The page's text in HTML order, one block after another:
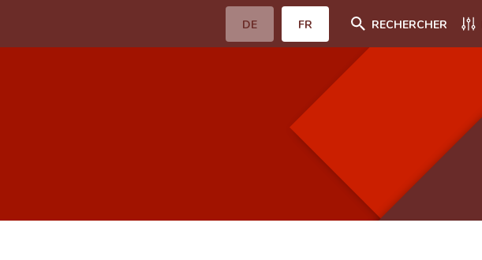
DE FR RECHERCHER